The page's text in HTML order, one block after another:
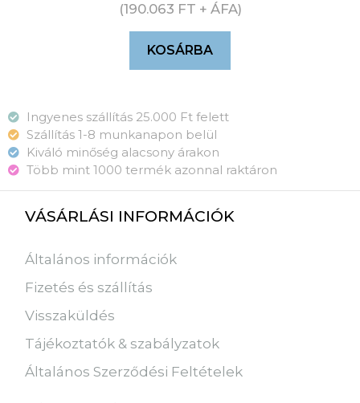
(190.063 FT + ÁFA)
KOSÁRBA
Ingyenes szállítás 25.000 Ft felett
Szállítás 1-8 munkanapon belül
Kiváló minőség alacsony árakon
Több mint 1000 termék azonnal raktáron
VÁSÁRLÁSI INFORMÁCIÓK
Általános információk
Fizetés és szállítás
Visszaküldés
Tájékoztatók & szabályzatok
Általános Szerződési Feltételek